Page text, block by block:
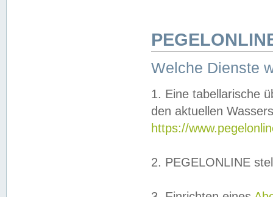
Welche Dienste
1. Eine tabellarische
den aktuellen
https://
2. PEGELONLINE